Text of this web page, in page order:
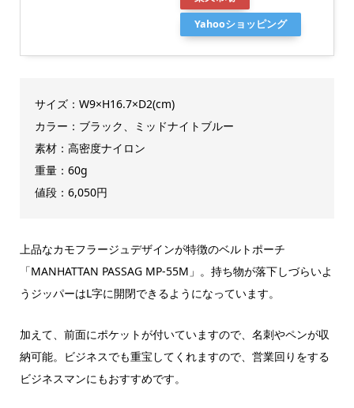
Yahooショッピング
サイズ：‎W9×H16.7×D2(cm)
カラー：ブラック、ミッドナイトブルー
素材：高密度ナイロン
重量：60g
値段：6,050円
上品なカモフラージュデザインが特徴のベルトポーチ
「MANHATTAN PASSAG MP-55M」。持ち物が落下しづらいよ
うジッパーはL字に開閉できるようになっています。
加えて、前面にポケットが付いていますので、名刺やペンが収
納可能。ビジネスでも重宝してくれますので、営業回りをする
ビジネスマンにもおすすめです。